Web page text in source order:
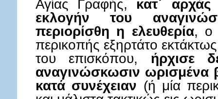
Αγίας Γραφής, κατ΄ αρχάς
εκλογήν του
περιορίσθη η ελευθερία, ο
περικοπής εξηρτάτο
του επισκόπου, ήρχισε
αναγινώσκωσιν ωρισμένα
κατά συνέχειαν (ή μία